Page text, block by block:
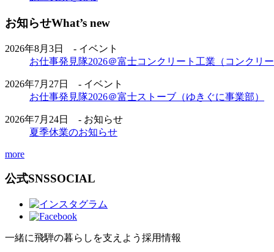
お知らせWhat’s new
2026年8月3日 - イベント
お仕事発見隊2026＠富士コンクリート工業（コンクリー
2026年7月27日 - イベント
お仕事発見隊2026＠富士ストーブ（ゆきぐに事業部）
2026年7月24日 - お知らせ
夏季休業のお知らせ
more
公式SNSSOCIAL
一緒に飛騨の暮らしを支えよう 採用情報